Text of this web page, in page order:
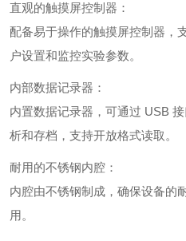
直观的触摸屏控制器：
配备易于操作的触摸屏控制器，
户设置和监控实验参数。
内部数据记录器：
内置数据记录器，可通过 USB
析和存档，支持开放格式读取。
耐用的不锈钢内腔：
内腔由不锈钢制成，确保设备的
用。